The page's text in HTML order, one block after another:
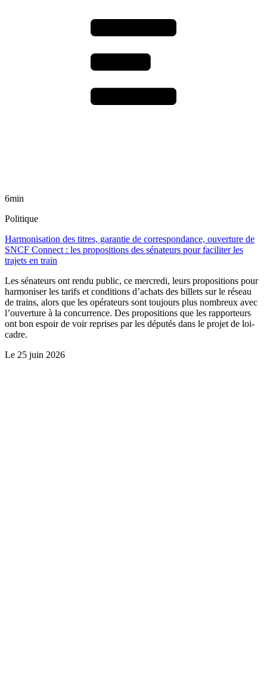
6min
Politique
Harmonisation des titres, garantie de correspondance, ouverture de
SNCF Connect : les propositions des sénateurs pour faciliter les
trajets en train
Les sénateurs ont rendu public, ce mercredi, leurs propositions pour
harmoniser les tarifs et conditions d’achats des billets sur le réseau
de trains, alors que les opérateurs sont toujours plus nombreux avec
l’ouverture à la concurrence. Des propositions que les rapporteurs
ont bon espoir de voir reprises par les députés dans le projet de loi-
cadre.
Le 25 juin 2026